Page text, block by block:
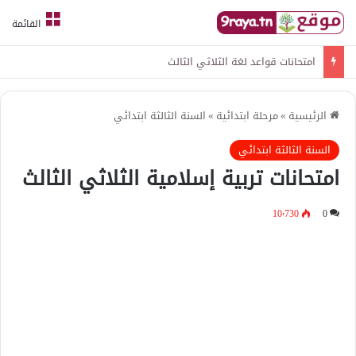
القائمة
امتحانات قواعد لغة الثلاثي الثالث
الرئيسية »مرحلة ابتدائية »السنة الثالثة ابتدائي
السنة الثالثة ابتدائي
امتحانات تربية إسلامية الثلاثي الثالث
0 10٬730